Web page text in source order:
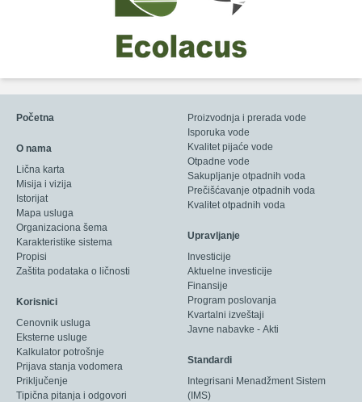
Početna
O nama
Lična karta
Misija i vizija
Istorijat
Mapa usluga
Organizaciona šema
Karakteristike sistema
Propisi
Zaštita podataka o ličnosti
Korisnici
Cenovnik usluga
Eksterne usluge
Kalkulator potrošnje
Prijava stanja vodomera
Priključenje
Tipična pitanja i odgovori
Proizvodnja i prerada vode
Isporuka vode
Kvalitet pijaće vode
Otpadne vode
Sakupljanje otpadnih voda
Prečišćavanje otpadnih voda
Kvalitet otpadnih voda
Upravljanje
Investicije
Aktuelne investicije
Finansije
Program poslovanja
Kvartalni izveštaji
Javne nabavke - Akti
Standardi
Integrisani Menadžment Sistem
(IMS)